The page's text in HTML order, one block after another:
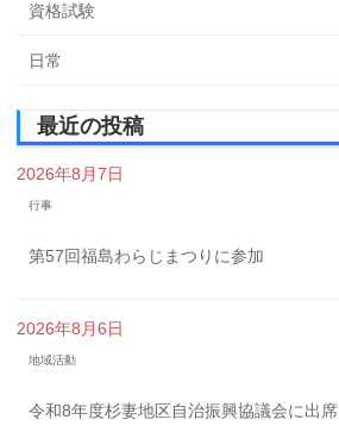
資格試験
日常
最近の投稿
2026年8月7日
行事
第57回福島わらじまつりに参加
2026年8月6日
地域活動
令和8年度杉妻地区自治振興協議会に出席